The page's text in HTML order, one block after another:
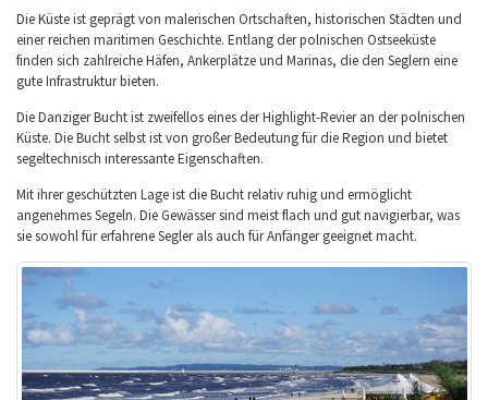
Die Küste ist geprägt von malerischen Ortschaften, historischen Städten und
einer reichen maritimen Geschichte. Entlang der polnischen Ostseeküste
finden sich zahlreiche Häfen, Ankerplätze und Marinas, die den Seglern eine
gute Infrastruktur bieten.
Die Danziger Bucht ist zweifellos eines der Highlight-Revier an der polnischen
Küste. Die Bucht selbst ist von großer Bedeutung für die Region und bietet
segeltechnisch interessante Eigenschaften.
Mit ihrer geschützten Lage ist die Bucht relativ ruhig und ermöglicht
angenehmes Segeln. Die Gewässer sind meist flach und gut navigierbar, was
sie sowohl für erfahrene Segler als auch für Anfänger geeignet macht.